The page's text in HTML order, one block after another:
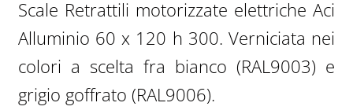
originale
era:
3.590,00€.
attuale
è:
Scale Retrattili motorizzate elettriche Aci
Alluminio 60 x 120 h 300. Verniciata nei
colori a scelta fra bianco (RAL9003) e
grigio goffrato (RAL9006).